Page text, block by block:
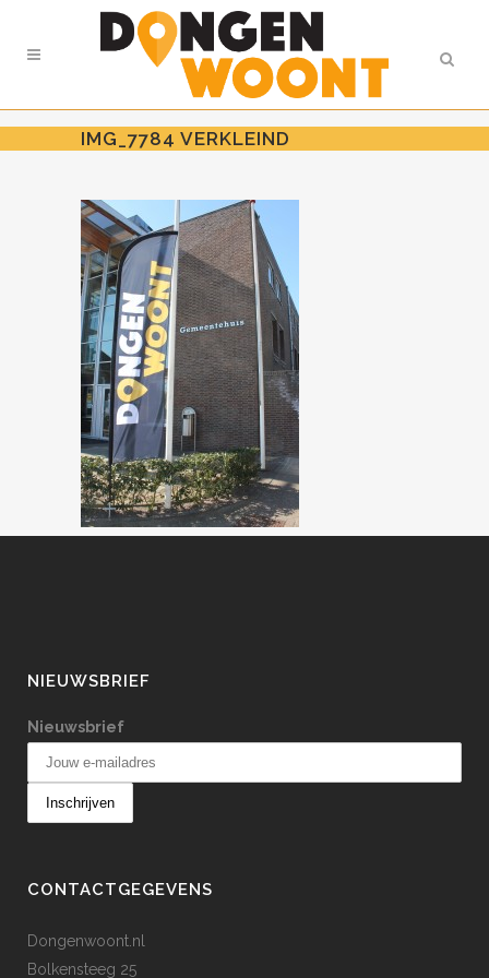
IMG_7784 VERKLEIND
NIEUWSBRIEF
Nieuwsbrief
CONTACTGEGEVENS
Dongenwoont.nl
Bolkensteeg 25